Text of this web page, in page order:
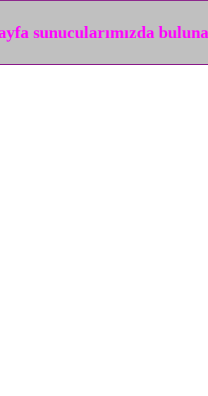
sunucularımızda